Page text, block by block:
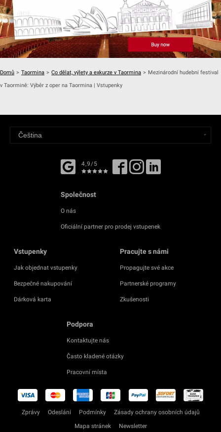
Domů > Taormina > Co dělat, výlety a exkurze v Taormina > Mezinárodní hudební festival
v Taormině: Výběr z oper na Taormina | Vstupenky
4,9/5
Společnost
O nás
Oficiální partner pro prodej vstupenek
Vstupenky
Jak objednat vstupenky
Bezpečné nakupování
Dárková karta
Pracujte s námi
Propagujte své akce
Partnerské programy
Zkušenosti
Podpora
Kontaktujte nás
Často kladené otázky
Pracovní místa
Zprávy Odeslání Podmínky
Zásady ochrany osobních údajů
Mapa stránek
Newsletter